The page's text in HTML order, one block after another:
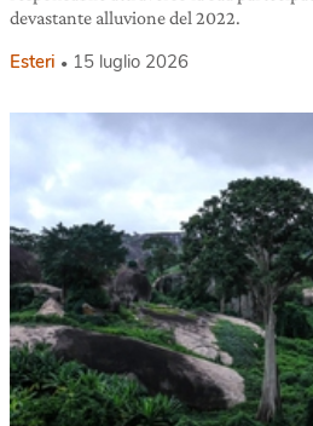
devastante alluvione del 2022.
Esteri 15 luglio 2026